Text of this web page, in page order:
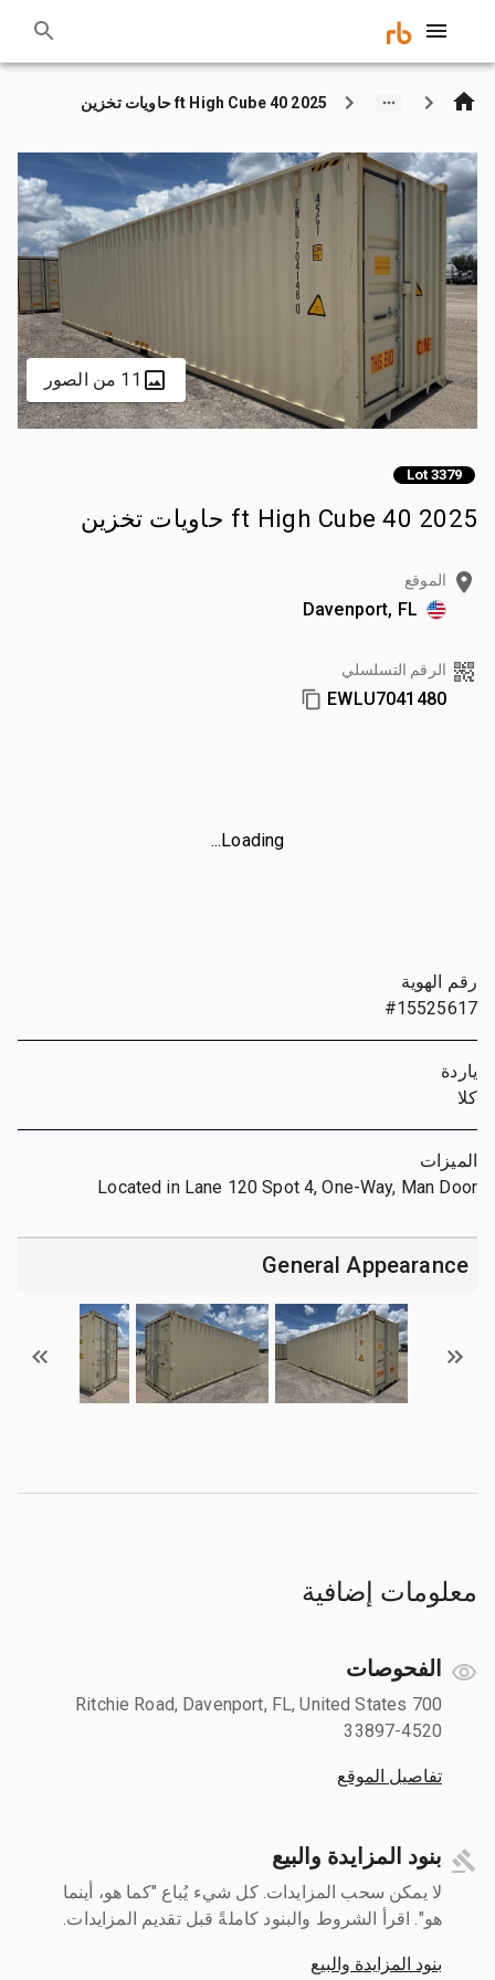
2025 40 ft High Cube حاويات تخزين
11 من الصور
Lot 3379
2025 40 ft High Cube حاويات تخزين
الموقع
Davenport, FL
الرقم التسلسلي
EWLU7041480
Loading...
رقم الهوية
#15525617
ياردة
كلا
الميزات
Located in Lane 120 Spot 4, One-Way, Man Door
General Appearance
معلومات إضافية
الفحوصات
700 Ritchie Road, Davenport, FL, United States
33897-4520
تفاصيل الموقع
بنود المزايدة والبيع
لا يمكن سحب المزايدات. كل شيء يُباع "كما هو، أينما
هو". اقرأ الشروط والبنود كاملةً قبل تقديم المزايدات.
بنود المزايدة والبيع